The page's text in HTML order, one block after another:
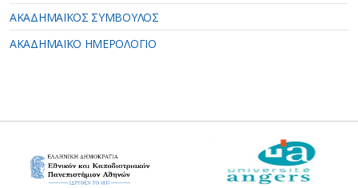
ΑΚΑΔΗΜΑΪΚΟΣ ΣΥΜΒΟΥΛΟΣ
ΑΚΑΔΗΜΑΪΚΟ ΗΜΕΡΟΛΟΓΙΟ